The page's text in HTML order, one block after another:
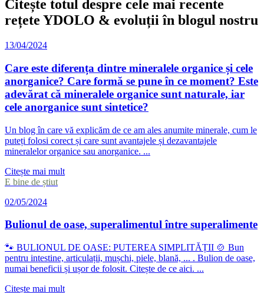
Citește totul despre cele mai recente
rețete YDOLO & evoluții în blogul nostru
13/04/2024
Care este diferența dintre mineralele organice și cele
anorganice? Care formă se pune în ce moment? Este
adevărat că mineralele organice sunt naturale, iar
cele anorganice sunt sintetice?
Un blog în care vă explicăm de ce am ales anumite minerale, cum le
puteți folosi corect și care sunt avantajele și dezavantajele
mineralelor organice sau anorganice. ...
Citește mai mult
E bine de știut
02/05/2024
Bulionul de oase, superalimentul între superalimente
🐾 BULIONUL DE OASE: PUTEREA SIMPLITĂȚII 🍲 Bun
pentru intestine, articulații, mușchi, piele, blană, ... . Bulion de oase,
numai beneficii și ușor de folosit. Citește de ce aici. ...
Citește mai mult